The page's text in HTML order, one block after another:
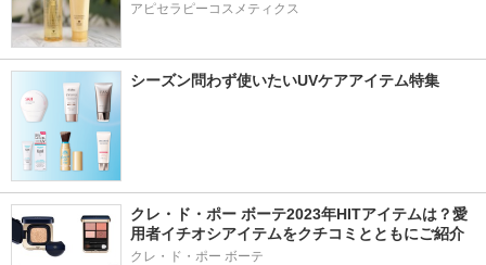
アピセラピーコスメティクス
シーズン問わず使いたいUVケアアイテム特集
クレ・ド・ポー ボーテ2023年HITアイテムは？愛
用者イチオシアイテムをクチコミとともにご紹介
クレ・ド・ポー ボーテ